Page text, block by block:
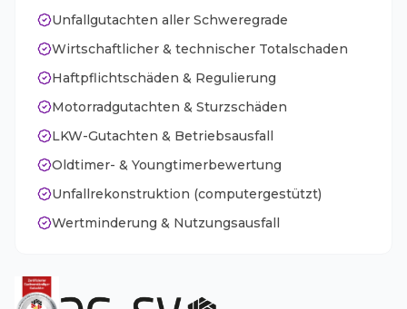
Unfallgutachten aller Schweregrade
Wirtschaftlicher & technischer Totalschaden
Haftpflichtschäden & Regulierung
Motorradgutachten & Sturzschäden
LKW-Gutachten & Betriebsausfall
Oldtimer- & Youngtimerbewertung
Unfallrekonstruktion (computergestützt)
Wertminderung & Nutzungsausfall